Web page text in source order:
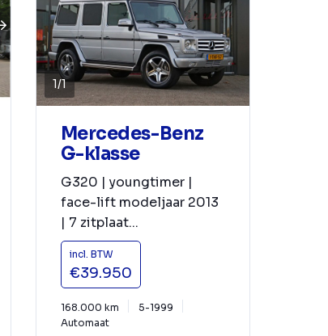
1/1
Mercedes-Benz
G-klasse
G320 | youngtimer |
face-lift modeljaar 2013
| 7 zitplaat...
incl. BTW
€39.950
168.000 km
5-1999
Automaat